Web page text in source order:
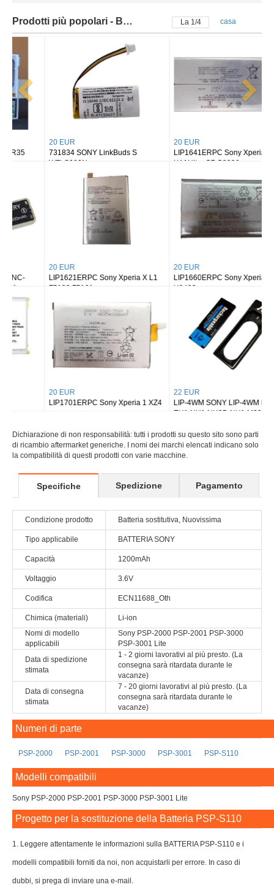
Prodotti più popolari - Batteria sony La 2/4 casa
731834 SONY LinkBuds S
WFLS900N
LIP1641ERPC Sony Xperia
XA1UItra C7 G3226
LIP1621ERPC Sony Xperia X L1
F5122 F5121
LIP1660ERPC Sony Xperia XZ3
LIP1701ERPC Sony Xperia 1 XZ4
LIP-4WM SONY LIP-4WM MZ-RH1
EH1 NH1 NH3D NH1 M200
Dichiarazione di non responsabilità: tutti i prodotti su questo sito sono parti
di ricambio aftermarket generiche. I nomi dei marchi elencati indicano solo
la compatibilità di questi prodotti con varie macchine.
Specifiche Spedizione Pagamento
Condizione prodotto Batteria sostitutiva, Nuovissima
Tipo applicabile BATTERIA SONY
Capacità 1200mAh
Voltaggio 3.6V
Codifica ECN11688_Oth
Chimica (materiali)
Li-ion
Nomi di modello
applicabili
Sony PSP-2000 PSP-2001 PSP-3000
PSP-3001 Lite
Data di spedizione
stimata
1 - 2 giorni lavorativi al più presto. (La
consegna sarà ritardata durante le
vacanze)
Data di consegna
stimata
7 - 20 giorni lavorativi al più presto. (La
consegna sarà ritardata durante le
vacanze)
Numeri di parte
PSP-2000 PSP-2001 PSP-3000 PSP-3001 PSP-S110
Modelli compatibili
Sony PSP-2000 PSP-2001 PSP-3000 PSP-3001 Lite
Progetto per la sostituzione della Batteria PSP-S110
1. Leggere attentamente le informazioni sulla BATTERIA PSP-S110 e i
modelli compatibili forniti da noi, non acquistarli per errore. In caso di
dubbi, si prega di inviare una e-mail.